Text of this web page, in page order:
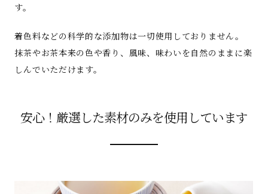
す。
着色料などの科学的な添加物は一切使用しておりません。
抹茶やお茶本来の色や香り、風味、味わいを自然のままに楽
しんでいただけます。
安心！厳選した素材のみを使用しています